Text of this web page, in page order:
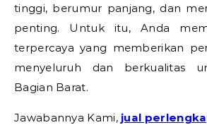
tinggi, berumur panjang, dan
penting. Untuk itu, Anda
terpercaya yang memberikan
menyeluruh dan berkualitas
Bagian Barat.
Jawabannya Kami, jual